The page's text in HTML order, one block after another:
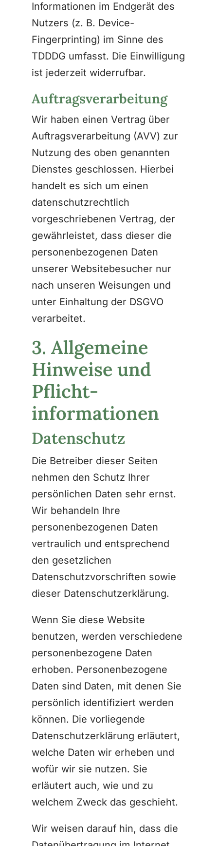
Informationen im Endgerät des
Nutzers (z. B. Device-
Fingerprinting) im Sinne des
TDDDG umfasst. Die Einwilligung
ist jederzeit widerrufbar.
Auftragsverarbeitung
Wir haben einen Vertrag über
Auftragsverarbeitung (AVV) zur
Nutzung des oben genannten
Dienstes geschlossen. Hierbei
handelt es sich um einen
datenschutzrechtlich
vorgeschriebenen Vertrag, der
gewährleistet, dass dieser die
personenbezogenen Daten
unserer Websitebesucher nur
nach unseren Weisungen und
unter Einhaltung der DSGVO
verarbeitet.
3. Allgemeine
Hinweise und
Pflicht­
informationen
Datenschutz
Die Betreiber dieser Seiten
nehmen den Schutz Ihrer
persönlichen Daten sehr ernst.
Wir behandeln Ihre
personenbezogenen Daten
vertraulich und entsprechend
den gesetzlichen
Datenschutzvorschriften sowie
dieser Datenschutzerklärung.
Wenn Sie diese Website
benutzen, werden verschiedene
personenbezogene Daten
erhoben. Personenbezogene
Daten sind Daten, mit denen Sie
persönlich identifiziert werden
können. Die vorliegende
Datenschutzerklärung erläutert,
welche Daten wir erheben und
wofür wir sie nutzen. Sie
erläutert auch, wie und zu
welchem Zweck das geschieht.
Wir weisen darauf hin, dass die